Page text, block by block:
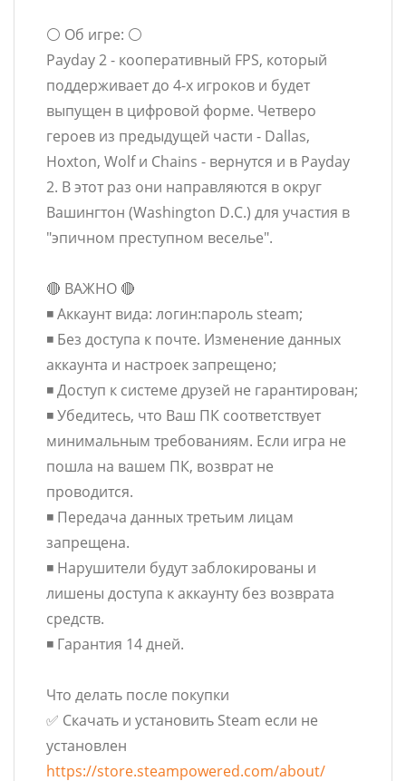
⚪️ Об игре: ⚪️
Payday 2 - кооперативный FPS, который
поддерживает до 4-х игроков и будет
выпущен в цифровой форме. Четверо
героев из предыдущей части - Dallas,
Hoxton, Wolf и Chains - вернутся и в Payday
2. В этот раз они направляются в округ
Вашингтон (Washington D.C.) для участия в
"эпичном преступном веселье".
🔴 ВАЖНО 🔴
◾️ Аккаунт вида: логин:пароль steam;
◾️ Без доступа к почте. Изменение данных
аккаунта и настроек запрещено;
◾️ Доступ к системе друзей не гарантирован;
◾️ Убедитесь, что Ваш ПК соответствует
минимальным требованиям. Если игра не
пошла на вашем ПК, возврат не
проводится.
◾️ Передача данных третьим лицам
запрещена.
◾️ Нарушители будут заблокированы и
лишены доступа к аккаунту без возврата
средств.
◾️ Гарантия 14 дней.
Что делать после покупки
✅ Скачать и установить Steam если не
установлен
https://store.steampowered.com/about/